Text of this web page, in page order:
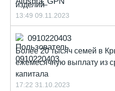
изделий
13:49 09.11.2023
0910220403
Более 20 тысяч семей в
ежемесячную выплату из
капитала
17:22 31.10.2023